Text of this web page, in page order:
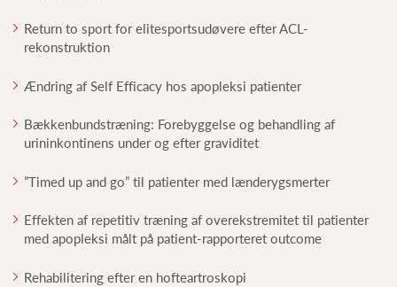
Return to sport for elitesportsudøvere efter ACL-
rekonstruktion
Ændring af Self Efficacy hos apopleksi patienter
Bækkenbundstræning: Forebyggelse og behandling af
urininkontinens under og efter graviditet
”Timed up and go” til patienter med lænderygsmerter
Effekten af repetitiv træning af overekstremitet til patienter
med apopleksi målt på patient-rapporteret outcome
Rehabilitering efter en hofteartroskopi